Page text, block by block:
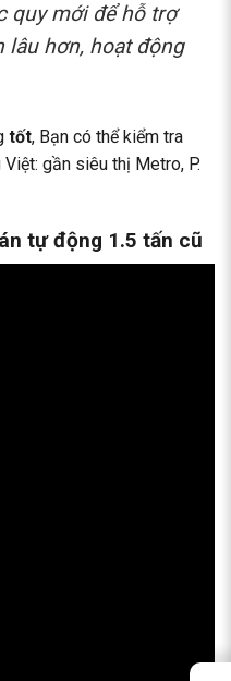
quy mới để hỗ trợ
lâu hơn, hoạt động
tốt, Bạn có thể kiểm tra
gần siêu thị Metro, P.
tự động 1.5 tấn cũ